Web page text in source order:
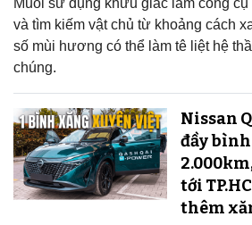
và tìm kiếm vật chủ từ khoảng cách
số mùi hương có thể làm tê liệt hệ
chúng.
Nissan
đầy
tới
thêm